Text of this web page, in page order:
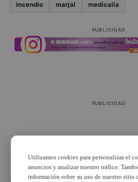
incendio marjal medicalia
PUBLICIDAD
PUBLICIDAD
Utilizamos cookies para personalizar el
anuncios y analizar nuestro tráfico.
información sobre su uso de nuestro sitio